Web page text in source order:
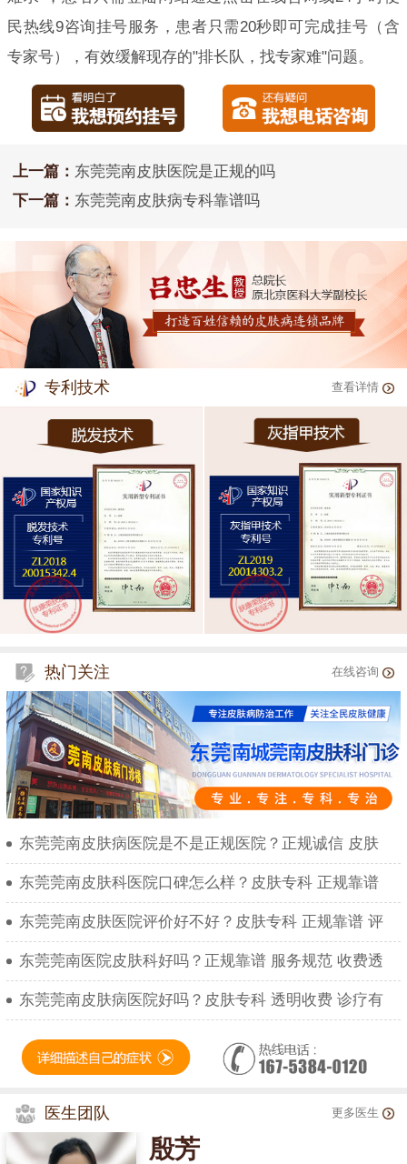
民热线9咨询挂号服务，患者只需20秒即可完成挂号（含
专家号），有效缓解现存的"排长队，找专家难"问题。
上一篇： 东莞莞南皮肤医院是正规的吗
下一篇： 东莞莞南皮肤病专科靠谱吗
专利技术 查看详情
热门关注 在线咨询
东莞莞南皮肤病医院是不是正规医院？正规诚信 皮肤
东莞莞南皮肤科医院口碑怎么样？皮肤专科 正规靠谱
东莞莞南皮肤医院评价好不好？皮肤专科 正规靠谱 评
东莞莞南医院皮肤科好吗？正规靠谱 服务规范 收费透
东莞莞南皮肤病医院好吗？皮肤专科 透明收费 诊疗有
医生团队 更多医生
殷芳